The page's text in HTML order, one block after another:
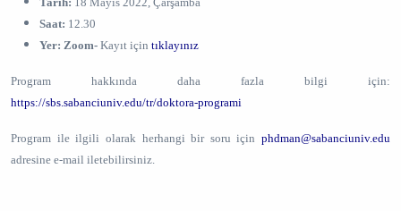
Saat: 12.30
Yer: Zoom- Kayıt için tıklayınız
Program hakkında daha fazla bilgi için:
https://sbs.sabanciuniv.edu/tr/doktora-programi
Program ile ilgili olarak herhangi bir soru için phdman@sabanciuniv.edu
adresine e-mail iletebilirsiniz.